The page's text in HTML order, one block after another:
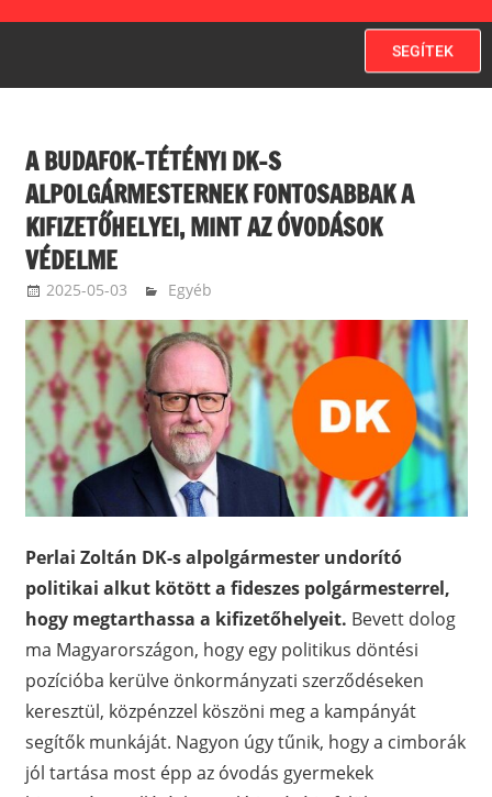
SEGÍTEK
A BUDAFOK-TÉTÉNYI DK-S
ALPOLGÁRMESTERNEK FONTOSABBAK A
KIFIZETŐHELYEI, MINT AZ ÓVODÁSOK
VÉDELME
2025-05-03 kazinczykrisztina
Egyéb
Perlai Zoltán DK-s alpolgármester undorító
politikai alkut kötött a fideszes polgármesterrel,
hogy megtarthassa a kifizetőhelyeit. Bevett dolog
ma Magyarországon, hogy egy politikus döntési
pozícióba kerülve önkormányzati szerződéseken
keresztül, közpénzzel köszöni meg a kampányát
segítők munkáját. Nagyon úgy tűnik, hogy a cimborák
jól tartása most épp az óvodás gyermekek